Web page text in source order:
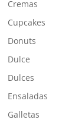
Cremas
Cupcakes
Donuts
Dulce
Dulces
Ensaladas
Galletas